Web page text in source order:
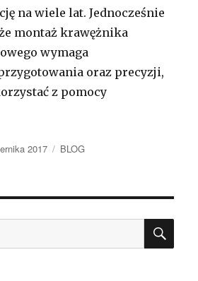
na wiele lat. Jednocześnie
montaż krawężnika
wymaga
oraz precyzji,
z pomocy
2017 Kategorie
BLOG